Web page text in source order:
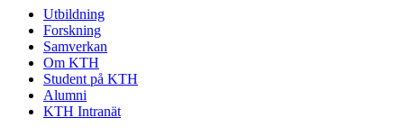
Schemahändelse
Ändrades av schemahandläggare
Schemahändelse
Skapades av schemahandläggare
Utbildning
Forskning
Samverkan
Om KTH
Student på KTH
Alumni
KTH Intranät